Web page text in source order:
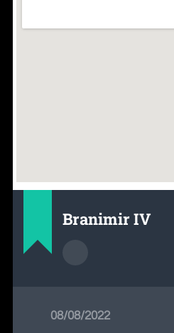
Branimir IV
08/08/2022